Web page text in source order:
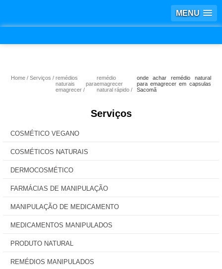
MENU
Home Serviços
remédios
naturais para
emagrecer
remédio
emagrecer
natural rápido
onde achar remédio natural
para emagrecer em capsulas
Sacomã
Serviços
COSMÉTICO VEGANO
COSMÉTICOS NATURAIS
DERMOCOSMÉTICO
FARMÁCIAS DE MANIPULAÇÃO
MANIPULAÇÃO DE MEDICAMENTO
MEDICAMENTOS MANIPULADOS
PRODUTO NATURAL
REMÉDIOS MANIPULADOS